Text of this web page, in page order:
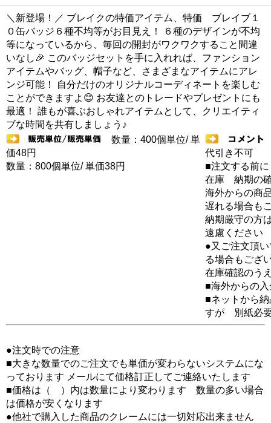
＼新登場！／ ブレイクの特価アイテム、特価 ブレイブ１
０缶バッジ６種不均等がお目見え！ ６種のデザインが不均
等になっているから、毎回の開封がワクワクすること間違
いなし🎉 このバッジセットを手に入れれば、ファンション
アイテムやバッグ、帽子など、さまざまなアイテムにアレ
ンジ可能！ 自分だけのオリジナルコーディネートを楽しむ
ことができますよ😊 お友達とのトレードやプレゼントにも
最適！ 誰もが喜ぶおしゃれアイテムとして、クリエイティ
ブな時間を共有しましょう♪
数量：400個単位/ 単
価48円
数量：800個単位/ 単価38円
代引き不可
■注文する前に
在庫 納期の
海外からの商
遅れる場合も
納期厳守の方
遠慮ください
●又ご注文頂
る場合もござ
在庫確認のう
■海外からの
■ネットから
すが 別紙必
●注文時での注意
■大きな数量でのご注文でも単価が変わらないシステムにな
っております メールにて価格訂正してご連絡いたします
■価格は（ ）内は数量により変わります 数量の多い場合
は価格が安くなります
●他社で購入した商品のクレームには一切対応出来ません